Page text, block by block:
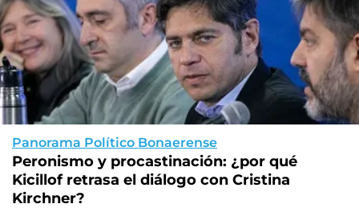
Panorama Político Bonaerense
Peronismo y procastinación: ¿por qué
Kicillof retrasa el diálogo con Cristina
Kirchner?